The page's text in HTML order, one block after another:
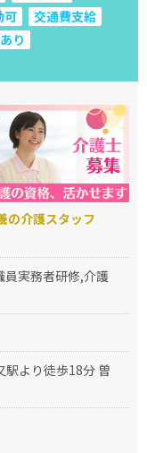
可
交通費支給
り
の介護スタッフ
実務者研修,介護
駅より徒歩18分 曽